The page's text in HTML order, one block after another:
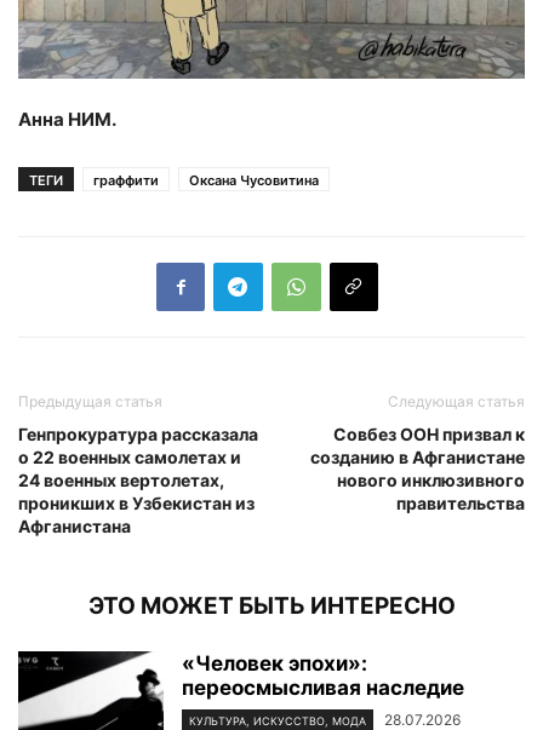
Анна НИМ.
ТЕГИ граффити Оксана Чусовитина
Предыдущая статья
Генпрокуратура рассказала
о 22 военных самолетах и
24 военных вертолетах,
проникших в Узбекистан из
Афганистана
Следующая статья
Совбез ООН призвал к
созданию в Афганистане
нового инклюзивного
правительства
ЭТО МОЖЕТ БЫТЬ ИНТЕРЕСНО
«Человек эпохи»:
переосмысливая наследие
КУЛЬТУРА, ИСКУССТВО, МОДА 28.07.2026